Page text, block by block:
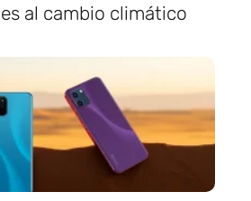
al cambio climático